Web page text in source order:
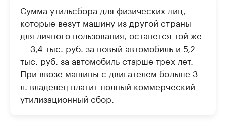
Сумма утильсбора для физических лиц,
которые везут машину из другой страны
для личного пользования, останется той же
— 3,4 тыс. руб. за новый автомобиль и 5,2
тыс. руб. за автомобиль старше трех лет.
При ввозе машины с двигателем больше 3
л. владелец платит полный коммерческий
утилизационный сбор.